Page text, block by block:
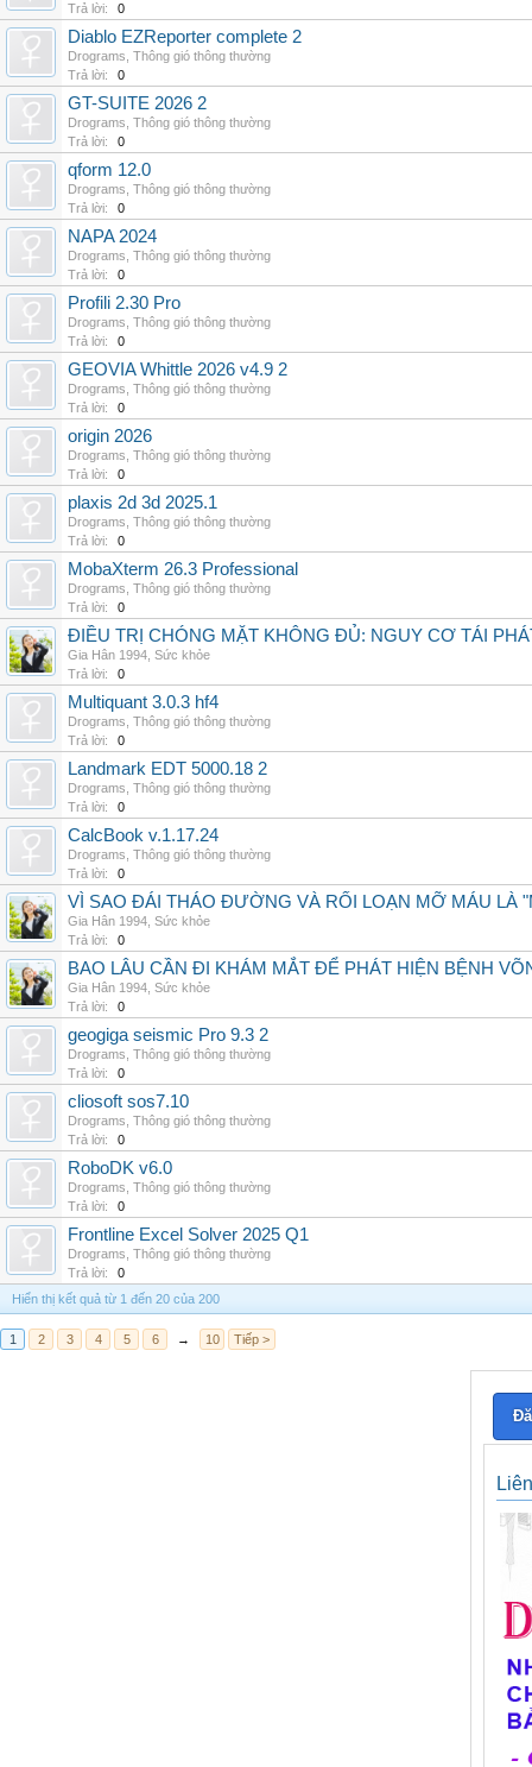
Trả lời:
0
Diablo EZReporter complete 2
Drograms Thông gió thông thường
Trả lời:
0
GT-SUITE 2026 2
Drograms Thông gió thông thường
Trả lời:
0
qform 12.0
Drograms Thông gió thông thường
Trả lời:
0
NAPA 2024
Drograms Thông gió thông thường
Trả lời:
0
Profili 2.30 Pro
Drograms Thông gió thông thường
Trả lời:
0
GEOVIA Whittle 2026 v4.9 2
Drograms Thông gió thông thường
Trả lời:
0
origin 2026
Drograms Thông gió thông thường
Trả lời:
0
plaxis 2d 3d 2025.1
Drograms Thông gió thông thường
Trả lời:
0
MobaXterm 26.3 Professional
Drograms Thông gió thông thường
Trả lời:
0
ĐIỀU TRỊ CHÓNG MẶT KHÔNG ĐỦ: NGUY CƠ TÁI
Gia Hân 1994 Sức khỏe
Trả lời:
0
Multiquant 3.0.3 hf4
Drograms Thông gió thông thường
Trả lời:
0
Landmark EDT 5000.18 2
Drograms Thông gió thông thường
Trả lời:
0
CalcBook v.1.17.24
Drograms Thông gió thông thường
Trả lời:
0
VÌ SAO ĐÁI THÁO ĐƯỜNG VÀ RỐI LOẠN MỠ MÁU LÀ
Gia Hân 1994 Sức khỏe
Trả lời:
0
BAO LÂU CẦN ĐI KHÁM MẮT ĐỂ PHÁT HIỆN BỆNH
Gia Hân 1994 Sức khỏe
Trả lời:
0
geogiga seismic Pro 9.3 2
Drograms Thông gió thông thường
Trả lời:
0
cliosoft sos7.10
Drograms Thông gió thông thường
Trả lời:
0
RoboDK v6.0
Drograms Thông gió thông thường
Trả lời:
0
Frontline Excel Solver 2025 Q1
Drograms Thông gió thông thường
Trả lời:
0
Hiển thị kết quả từ 1 đến 20 của 200
1 2 3 4 5 6 → 10 Tiếp >